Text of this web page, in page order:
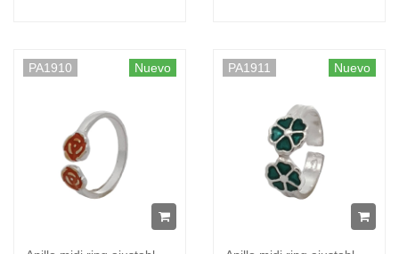
PA1910 Nuevo PA1911 Nuevo